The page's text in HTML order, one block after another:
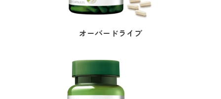
オーバードライブ